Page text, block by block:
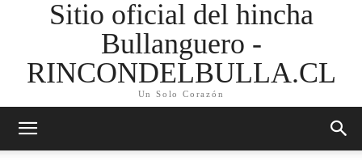
Sitio oficial del hincha
Bullanguero -
RINCONDELBULLA.CL
Un Solo Corazón